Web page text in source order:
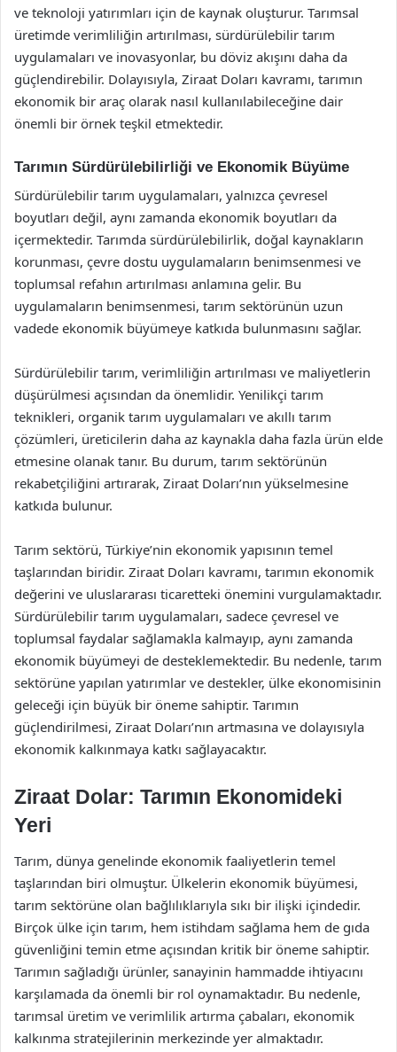
ve teknoloji yatırımları için de kaynak oluşturur. Tarımsal
üretimde verimliliğin artırılması, sürdürülebilir tarım
uygulamaları ve inovasyonlar, bu döviz akışını daha da
güçlendirebilir. Dolayısıyla, Ziraat Doları kavramı, tarımın
ekonomik bir araç olarak nasıl kullanılabileceğine dair
önemli bir örnek teşkil etmektedir.
Tarımın Sürdürülebilirliği ve Ekonomik Büyüme
Sürdürülebilir tarım uygulamaları, yalnızca çevresel
boyutları değil, aynı zamanda ekonomik boyutları da
içermektedir. Tarımda sürdürülebilirlik, doğal kaynakların
korunması, çevre dostu uygulamaların benimsenmesi ve
toplumsal refahın artırılması anlamına gelir. Bu
uygulamaların benimsenmesi, tarım sektörünün uzun
vadede ekonomik büyümeye katkıda bulunmasını sağlar.
Sürdürülebilir tarım, verimliliğin artırılması ve maliyetlerin
düşürülmesi açısından da önemlidir. Yenilikçi tarım
teknikleri, organik tarım uygulamaları ve akıllı tarım
çözümleri, üreticilerin daha az kaynakla daha fazla ürün elde
etmesine olanak tanır. Bu durum, tarım sektörünün
rekabetçiliğini artırarak, Ziraat Doları’nın yükselmesine
katkıda bulunur.
Tarım sektörü, Türkiye’nin ekonomik yapısının temel
taşlarından biridir. Ziraat Doları kavramı, tarımın ekonomik
değerini ve uluslararası ticaretteki önemini vurgulamaktadır.
Sürdürülebilir tarım uygulamaları, sadece çevresel ve
toplumsal faydalar sağlamakla kalmayıp, aynı zamanda
ekonomik büyümeyi de desteklemektedir. Bu nedenle, tarım
sektörüne yapılan yatırımlar ve destekler, ülke ekonomisinin
geleceği için büyük bir öneme sahiptir. Tarımın
güçlendirilmesi, Ziraat Doları’nın artmasına ve dolayısıyla
ekonomik kalkınmaya katkı sağlayacaktır.
Ziraat Dolar: Tarımın Ekonomideki
Yeri
Tarım, dünya genelinde ekonomik faaliyetlerin temel
taşlarından biri olmuştur. Ülkelerin ekonomik büyümesi,
tarım sektörüne olan bağlılıklarıyla sıkı bir ilişki içindedir.
Birçok ülke için tarım, hem istihdam sağlama hem de gıda
güvenliğini temin etme açısından kritik bir öneme sahiptir.
Tarımın sağladığı ürünler, sanayinin hammadde ihtiyacını
karşılamada da önemli bir rol oynamaktadır. Bu nedenle,
tarımsal üretim ve verimlilik artırma çabaları, ekonomik
kalkınma stratejilerinin merkezinde yer almaktadır.